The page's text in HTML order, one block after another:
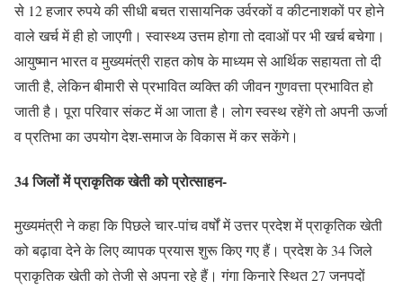
से 12 हजार रुपये की सीधी बचत रासायनिक उर्वरकों व कीटनाशकों पर होने
वाले खर्च में ही हो जाएगी। स्वास्थ्य उत्तम होगा तो दवाओं पर भी खर्च बचेगा।
आयुष्मान भारत व मुख्यमंत्री राहत कोष के माध्यम से आर्थिक सहायता तो दी
जाती है, लेकिन बीमारी से प्रभावित व्यक्ति की जीवन गुणवत्ता प्रभावित हो
जाती है। पूरा परिवार संकट में आ जाता है। लोग स्वस्थ रहेंगे तो अपनी ऊर्जा
व प्रतिभा का उपयोग देश-समाज के विकास में कर सकेंगे।
34 जिलों में प्राकृतिक खेती को प्रोत्साहन-
मुख्यमंत्री ने कहा कि पिछले चार-पांच वर्षों में उत्तर प्रदेश में प्राकृतिक खेती
को बढ़ावा देने के लिए व्यापक प्रयास शुरू किए गए हैं। प्रदेश के 34 जिले
प्राकृतिक खेती को तेजी से अपना रहे हैं। गंगा किनारे स्थित 27 जनपदों